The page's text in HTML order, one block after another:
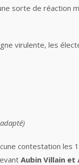
sorte de réaction
virulente, les
contestation les
Aubin Villain et